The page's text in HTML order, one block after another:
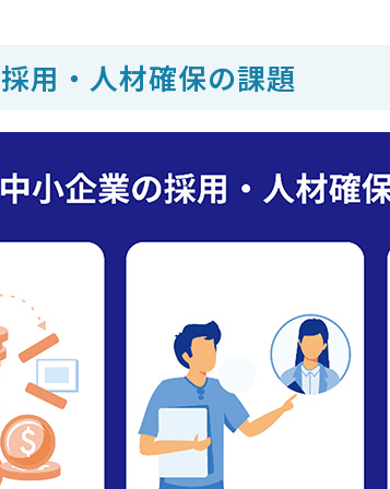
用・人材確保の課題